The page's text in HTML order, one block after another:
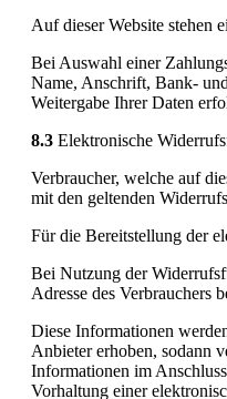
Auf dieser Website stehen
Bei Auswahl einer
Name, Anschrift, Bank-
Weitergabe Ihrer Daten
8.3 Elektronische
Verbraucher, welche auf
mit den geltenden
Für die Bereitstellung der
Bei Nutzung der
Adresse des Verbrauchers
Diese Informationen
Anbieter erhoben, sodann
Informationen im
Vorhaltung einer